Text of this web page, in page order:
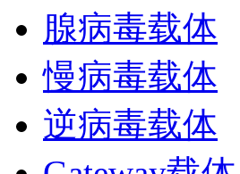
腺病毒载体
慢病毒载体
逆病毒载体